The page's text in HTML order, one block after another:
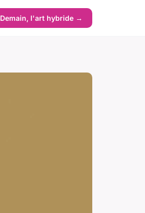
Demain, l'art hybride →